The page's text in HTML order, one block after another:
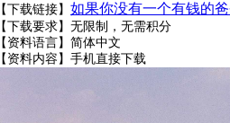
【下载链接】 如果你没有一个有钱的
【下载要求】无限制，无需积分
【资料语言】简体中文
【资料内容】 手机直接下载